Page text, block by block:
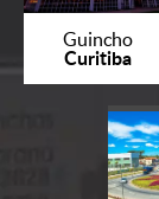
Guincho
Curitiba